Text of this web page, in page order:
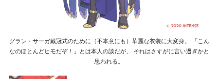
グラン・サーガ戴冠式のために（不本意にも）華麗な衣装に大変身。 「こん
なのほとんどヒモだぞ！」とは本人の談だが、 それはさすがに言い過ぎかと
思われる。